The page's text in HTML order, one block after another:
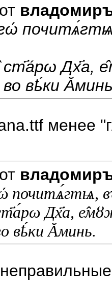
Дх҃а,
вҍ́ки
менее
Дх҃а,
вҍ́ки Ᾰминь.